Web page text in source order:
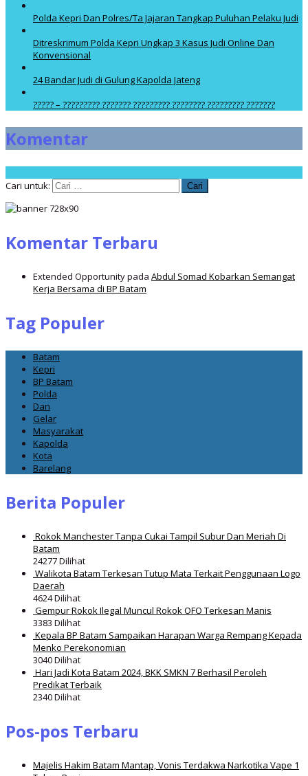
Polda Kepri Dan Polres/Ta Jajaran Tangkap Puluhan Pelaku Judi
Ditreskrimum Polda Kepri Ungkap 3 Kasus Judi Online Dan
Konvensional
24 Bandar Judi di Gulung Kapolda Jateng
????? – ????????? ??????? ????????? ???????? ????????? ???????
Komentar
Cari untuk:
Komentar Terbaru
Extended Opportunitypada Abdul Somad Kobarkan Semangat
Kerja Bersama di BP Batam
Tag Populer
Batam
Kepri
BP Batam
Polda
Dan
Gelar
Masyarakat
Kapolda
Kota
Barelang
Berita Populer
Rokok Manchester Tanpa Cukai Tampil Subur Dan Meriah Di
Batam
24277 Dilihat
Walikota Batam Terkesan Tutup Mata Terkait Penggunaan Logo
Daerah
4624 Dilihat
Gempur Rokok Ilegal Muncul Rokok OFO Terkesan Manis
3383 Dilihat
Kepala BP Batam Sampaikan Harapan Warga Rempang Kepada
Menko Perekonomian
3040 Dilihat
Hari Jadi Kota Batam 2024, BKK SMKN 7 Berhasil Peroleh
Predikat Terbaik
2340 Dilihat
Pos-pos Terbaru
Majelis Hakim Batam Mantap, Vonis Terdakwa Narkotika Vape 1